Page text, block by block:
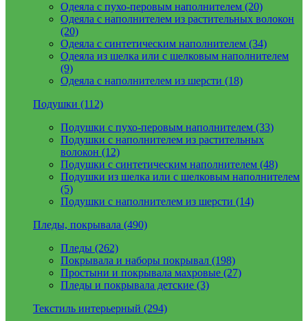
Одеяла с пухо-перовым наполнителем (20)
Одеяла с наполнителем из растительных волокон
(20)
Одеяла с синтетическим наполнителем (34)
Одеяла из шелка или с шелковым наполнителем
(9)
Одеяла с наполнителем из шерсти (18)
Подушки (112)
Подушки с пухо-перовым наполнителем (33)
Подушки с наполнителем из растительных
волокон (12)
Подушки с синтетическим наполнителем (48)
Подушки из шелка или с шелковым наполнителем
(5)
Подушки с наполнителем из шерсти (14)
Пледы, покрывала (490)
Пледы (262)
Покрывала и наборы покрывал (198)
Простыни и покрывала махровые (27)
Пледы и покрывала детские (3)
Текстиль интерьерный (294)